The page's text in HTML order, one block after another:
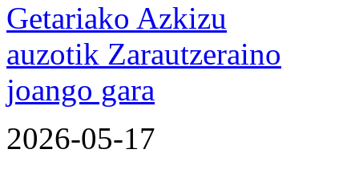
Getariako Azkizu
auzotik Zarautzeraino
joango gara
2026-05-17